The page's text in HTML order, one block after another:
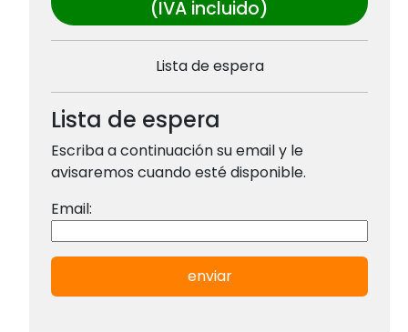
(IVA incluido)
Lista de espera
Lista de espera
Escriba a continuación su email y le
avisaremos cuando esté disponible.
Email:
enviar